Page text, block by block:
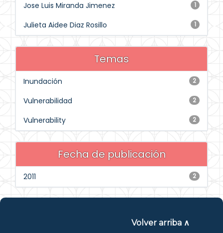
1
Jose Luis Miranda Jimenez
1
Julieta Aidee Diaz Rosillo
Temas
2
Inundación
2
Vulnerabilidad
2
Vulnerability
Fecha de publicación
2
2011
Volver arriba ∧